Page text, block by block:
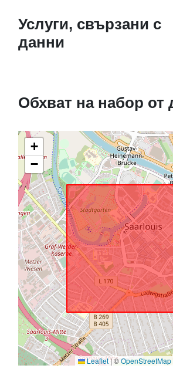
Услуги, свързани с
данни
Обхват на набор от
+
−
Leaflet|©OpenStreetMap